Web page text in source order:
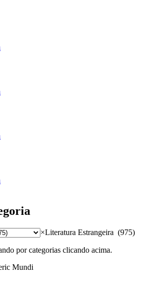
×Literatura Estrangeira (975)
por categorias clicando acima.
Mundi